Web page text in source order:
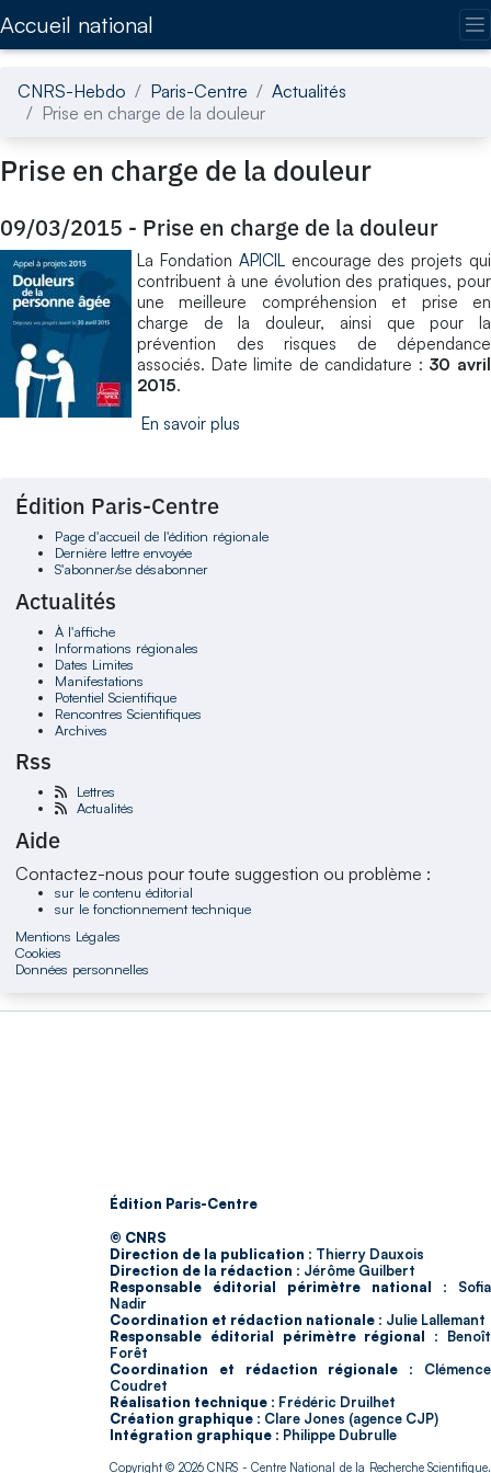
Accueil national
CNRS-Hebdo Paris-Centre
Actualités
Prise en charge de la douleur
Prise en charge de la douleur
09/03/2015 - Prise en charge de la douleur
La Fondation APICIL
encourage des projets qui
contribuent à une évolution des pratiques, pour
une meilleure compréhension et prise en
charge de la douleur, ainsi que pour la
prévention des risques de dépendance
associés. Date limite de candidature : 30 avril
2015.
En savoir plus
Édition Paris-Centre
Page d'accueil de l'édition régionale
Dernière lettre envoyée
S'abonner/se désabonner
Actualités
À l'affiche
Informations régionales
Dates Limites
Manifestations
Potentiel Scientifique
Rencontres Scientifiques
Archives
Rss
Lettres
Actualités
Aide
Contactez-nous pour toute suggestion ou problème :
sur le contenu éditorial
sur le fonctionnement technique
Mentions Légales
Cookies
Données personnelles
Édition Paris-Centre
© CNRS
Direction de la publication : Thierry Dauxois
Direction de la rédaction : Jérôme Guilbert
Responsable éditorial périmètre national : Sofia
Nadir
Coordination et rédaction nationale : Julie Lallemant
Responsable éditorial périmètre régional : Benoît
Forêt
Coordination et rédaction régionale : Clémence
Coudret
Réalisation technique : Frédéric Druilhet
Création graphique : Clare Jones (agence CJP)
Intégration graphique : Philippe Dubrulle
Copyright © 2026CNRS - Centre National de la Recherche Scientifique.